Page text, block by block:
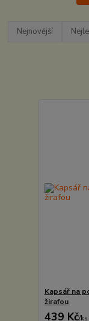
Nejnovější
Kapsář na
žirafou
439 Kč/ks